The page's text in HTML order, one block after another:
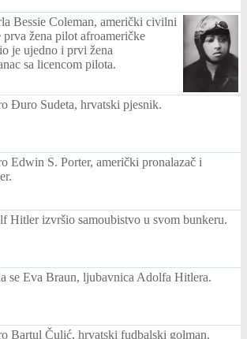
Bessie Coleman, američki civilni
žena pilot afroameričke
je ujedno i prvi žena
sa licencom pilota.
Đuro Sudeta, hrvatski pjesnik.
Edwin S. Porter, američki pronalazač i
Hitler izvršio samoubistvo u svom bunkeru.
se Eva Braun, ljubavnica Adolfa Hitlera.
Bartul Čulić, hrvatski fudbalski golman.